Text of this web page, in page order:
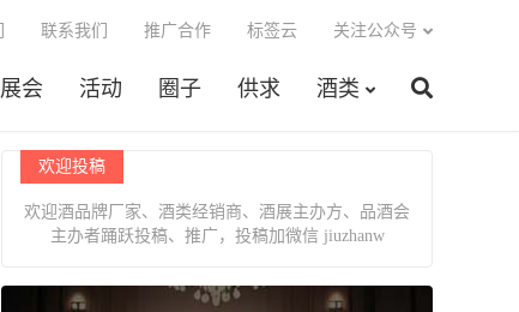
展会 活动 圈子 供求 酒类
联系我们 推广合作 标签云 关注公众号
欢迎投稿
欢迎酒品牌厂家、酒类经销商、酒展主办方、品酒会
主办者踊跃投稿、推广，投稿加微信 jiuzhanw